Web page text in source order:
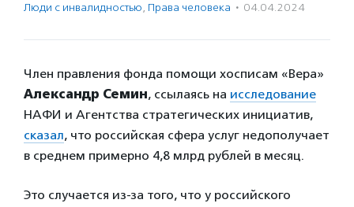
Люди с инвалидностью, Права человека · 04.04.2024
Член правления фонда помощи хосписам «Вера»
Александр Семин, ссылаясь на исследование
НАФИ и Агентства стратегических инициатив,
сказал, что российская сфера услуг недополучает
в среднем примерно 4,8 млрд рублей в месяц.
Это случается из-за того, что у российского